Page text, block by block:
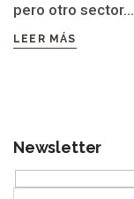
pero otro sector...
LEER MÁS
Newsletter